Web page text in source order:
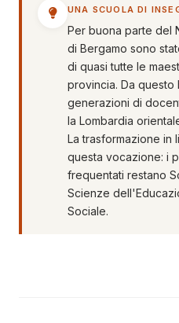
UNA SCUOLA DI
Per buona parte del
di Bergamo sono
di quasi tutte le
provincia. Da questo
generazioni di
la Lombardia
La trasformazione in
questa vocazione: i
frequentati restano
Scienze
Sociale.